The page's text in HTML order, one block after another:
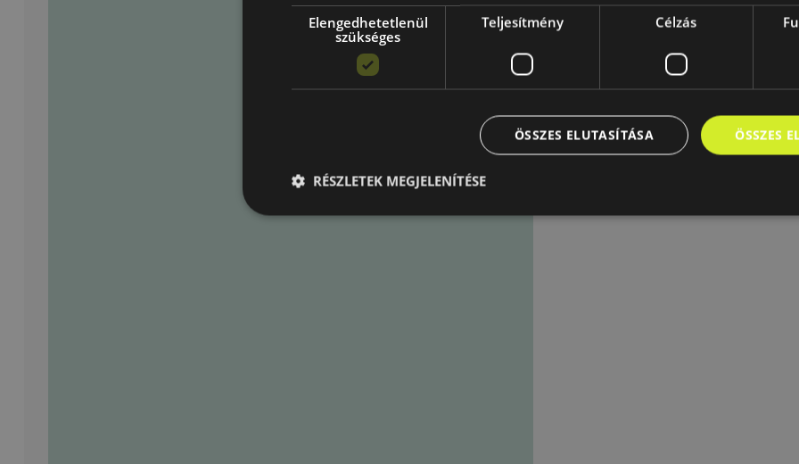
Elengedhetetlenül
szükséges
Teljesítmény Célzás
ÖSSZES
ÖSSZES ELUTASÍTÁSA
RÉSZLETEK MEGJELENÍTÉSE